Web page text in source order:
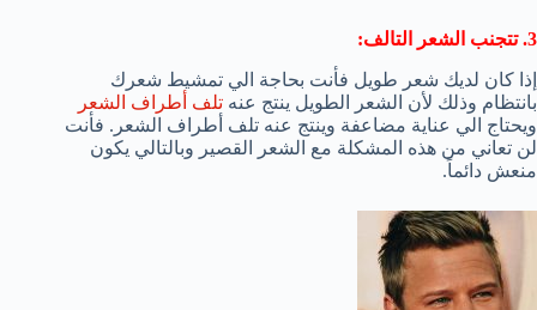
3. تتجنب الشعر التالف:
إذا كان لديك شعر طويل فأنت بحاجة الي تمشيط شعرك
بانتظام وذلك لأن الشعر الطويل ينتج عنه تلف أطراف الشعر
ويحتاج الي عناية مضاعفة وينتج عنه تلف أطراف الشعر. فأنت
لن تعاني من هذه المشكلة مع الشعر القصير وبالتالي يكون
منعش دائماً.